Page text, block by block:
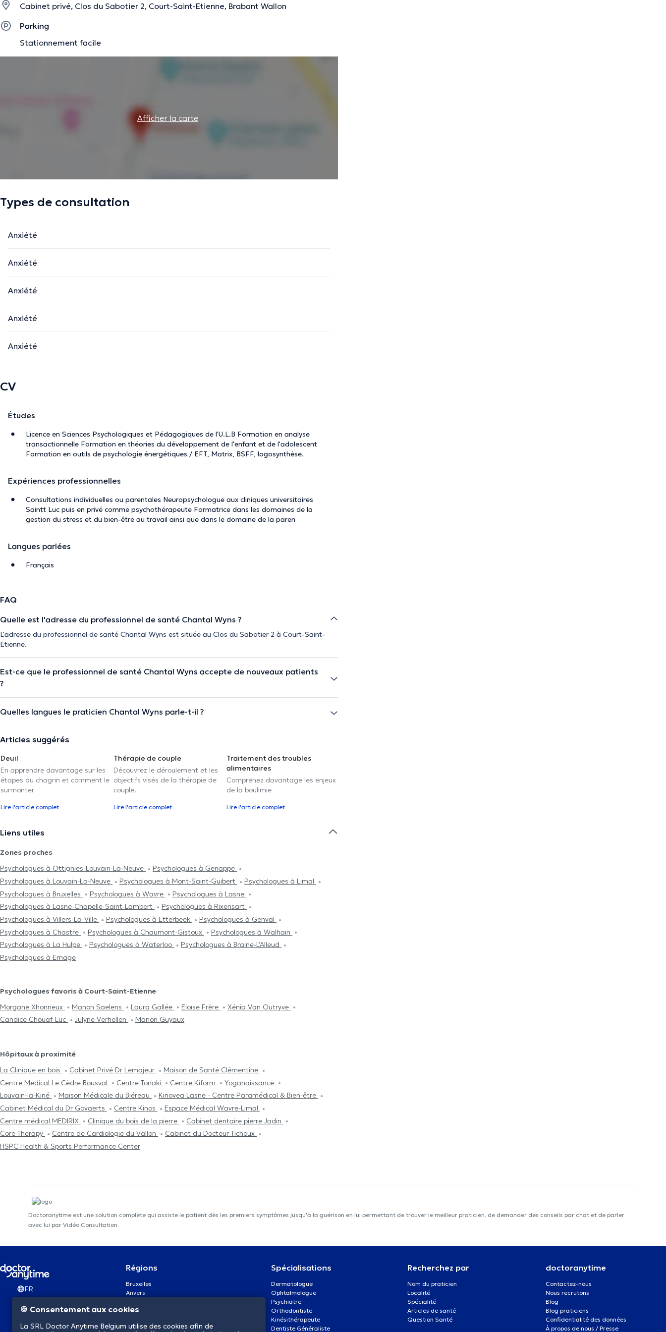
La description a été éditée par l'équipe de Doctoranytime et se base sur des informations vérifiées.
Cabinet privé, Clos du Sabotier 2, Court-Saint-Etienne, Brabant Wallon
Parking
Stationnement facile
Afficher la carte
Types de consultation
Anxiété
Anxiété
Anxiété
Anxiété
Anxiété
CV
Études
Licence en Sciences Psychologiques et Pédagogiques de l'U.L.B Formation en analyse
transactionnelle Formation en théories du développement de l'enfant et de l'adolescent
Formation en outils de psychologie énergétiques / EFT, Matrix, BSFF, logosynthèse.
Expériences professionnelles
Consultations individuelles ou parentales Neuropsychologue aux cliniques universitaires
Saintt Luc puis en privé comme psychothérapeute Formatrice dans les domaines de la
gestion du stress et du bien-être au travail ainsi que dans le domaine de la paren
Langues parlées
Français
FAQ
Quelle est l'adresse du professionnel de santé Chantal Wyns ?
L'adresse du professionnel de santé Chantal Wyns est située au Clos du Sabotier 2 à Court-Saint-
Etienne.
Est-ce que le professionnel de santé Chantal Wyns accepte de nouveaux patients
?
Quelles langues le praticien Chantal Wyns parle-t-il ?
Articles suggérés
Deuil
En apprendre davantage sur les
étapes du chagrin et comment le
surmonter
Lire l'article complet
Thérapie de couple
Découvrez le déroulement et les
objectifs visés de la thérapie de
couple.
Lire l'article complet
Traitement des troubles
alimentaires
Comprenez davantage les enjeux
de la boulimie
Lire l'article complet
Liens utiles
Zones proches
Psychologues à Ottignies-Louvain-La-Neuve
Psychologues à Genappe
Psychologues à Louvain-La-Neuve
Psychologues à Mont-Saint-Guibert
Psychologues à Limal
Psychologues à Bruxelles
Psychologues à Wavre
Psychologues à Lasne
Psychologues à Lasne-Chapelle-Saint-Lambert
Psychologues à Rixensart
Psychologues à Villers-La-Ville
Psychologues à Etterbeek
Psychologues à Genval
Psychologues à Chastre
Psychologues à Chaumont-Gistoux
Psychologues à Walhain
Psychologues à La Hulpe
Psychologues à Waterloo
Psychologues à Braine-L'Alleud
Psychologues à Ernage
Psychologues favoris à Court-Saint-Etienne
Morgane Xhonneux
Manon Saelens Laura Gallée Eloïse Frère
Xénia Van Outryve
Candice Chouaf-Luc
Julyne Verhellen Manon Guyaux
Hôpitaux à proximité
La Clinique en bois
Cabinet Privé Dr Lemajeur
Maison de Santé Clémentine
Centre Medical Le Cèdre Bousval
Centre Tonaki Centre Kiform
Yoganaissance
Louvain-la-Kiné
Maison Médicale du Biéreau
Kinovea Lasne - Centre Paramédical & Bien-être
Cabinet Médical du Dr Govaerts
Centre Kinos
Espace Médical Wavre-Limal
Centre médical MEDIRIX
Clinique du bois de la pierre
Cabinet dentaire pierre Jadin
Core Therapy
Centre de Cardiologie du Vallon
Cabinet du Docteur Tichoux
HSPC Health & Sports Performance Center
Doctoranytime est une solution complète qui assiste le patient dès les premiers symptômes jusqu'à la guérison en lui permettant de trouver le meilleur praticien, de demander des conseils par chat et de parler
avec lui par Vidéo Consultation.
FR
Régions
Bruxelles
Anvers
Charleroi
Bruges
Spécialisations
Dermatologue
Ophtalmologue
Psychiatre
Orthodontiste
Kinésithérapeute
Dentiste Généraliste
Recherchez par
Nom du praticien
Localité
Spécialité
Articles de santé
Question Santé
doctoranytime
Contactez-nous
Nous recrutons
Blog
Blog praticiens
Confidentialité des données
À propos de nous / Presse
🍪 Consentement aux cookies
La SRL Doctor Anytime Belgium utilise des cookies afin de